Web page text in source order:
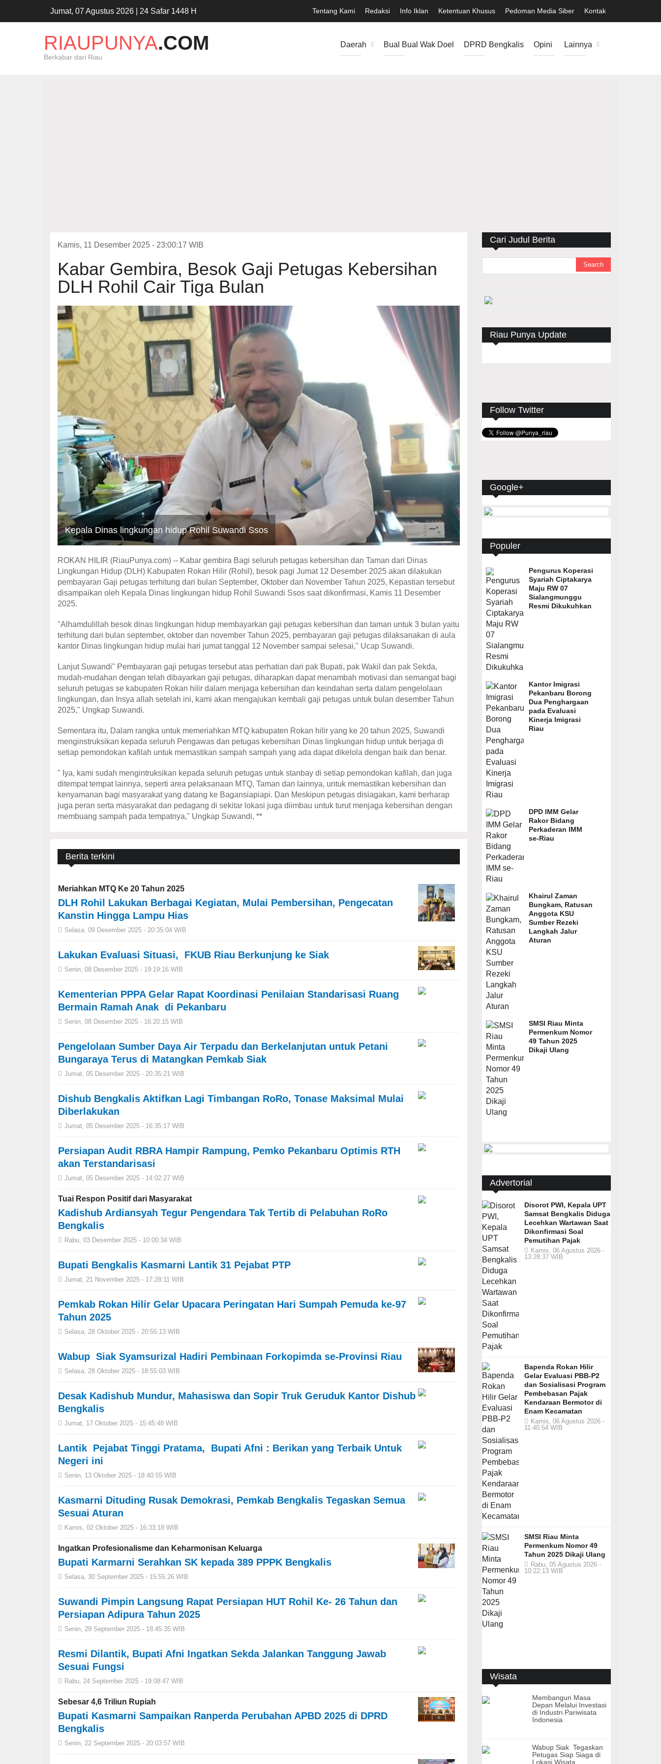
Jumat, 07 Agustus 2026 | 24 Safar 1448 H Tentang Kami Redaksi Info Iklan Ketentuan Khusus Pedoman Media Siber Kontak
RIAUPUNYA.COM
Berkabar dari Riau
Daerah
..............
Bual Bual Wak Doel
..............
DPRD Bengkalis
..............
Opini
..............
Lainnya
..............
Kamis, 11 Desember 2025 - 23:00:17 WIB
Kabar Gembira, Besok Gaji Petugas Kebersihan
DLH Rohil Cair Tiga Bulan
Kepala Dinas lingkungan hidup Rohil Suwandi Ssos
ROKAN HILIR (RiauPunya.com) -- Kabar gembira Bagi seluruh petugas kebersihan dan Taman dari Dinas
Lingkungan Hidup (DLH) Kabupaten Rokan Hilir (Rohil), besok pagi Jumat 12 Desember 2025 akan dilakukan
pembayaran Gaji petugas terhitung dari bulan September, Oktober dan November Tahun 2025, Kepastian tersebut
disampaikan oleh Kepala Dinas lingkungan hidup Rohil Suwandi Ssos saat dikonfirmasi, Kamis 11 Desember
2025.
"Alhamdulillah besok dinas lingkungan hidup membayarkan gaji petugas kebersihan dan taman untuk 3 bulan yaitu
terhitung dari bulan september, oktober dan november Tahun 2025, pembayaran gaji petugas dilaksanakan di aula
kantor Dinas lingkungan hidup mulai hari jumat tanggal 12 November sampai selesai," Ucap Suwandi.
Lanjut Suwandi" Pembayaran gaji petugas tersebut atas perhatian dari pak Bupati, pak Wakil dan pak Sekda,
mudah-mudahan dengan telah dibayarkan gaji petugas, diharapkan dapat menambah motivasi dan semangat bagi
seluruh petugas se kabupaten Rokan hilir dalam menjaga kebersihan dan keindahan serta dalam pengelolaan
lingkungan, dan Insya allah setelah ini, kami akan mengajukan kembali gaji petugas untuk bulan desember Tahun
2025," Ungkap Suwandi.
Sementara itu, Dalam rangka untuk memeriahkan MTQ kabupaten Rokan hilir yang ke 20 tahun 2025, Suwandi
menginstruksikan kepada seluruh Pengawas dan petugas kebersihan Dinas lingkungan hidup untuk berjaga di
setiap pemondokan kafilah untuk memastikan sampah sampah yang ada dapat dikelola dengan baik dan benar.
" Iya, kami sudah mengintruksikan kepada seluruh petugas untuk stanbay di setiap pemondokan kafilah, dan juga
ditempat tempat lainnya, seperti area pelaksanaan MTQ, Taman dan lainnya, untuk memastikan kebersihan dan
kenyamanan bagi masyarakat yang datang ke Bagansiapiapi. Dan Meskipun petugas disiagakan, kami berharap
juga peran serta masyarakat dan pedagang di sekitar lokasi juga diimbau untuk turut menjaga kebersihan dengan
membuang sampah pada tempatnya," Ungkap Suwandi, **
Berita terkini
Meriahkan MTQ Ke 20 Tahun 2025
DLH Rohil Lakukan Berbagai Kegiatan, Mulai Pembersihan, Pengecatan
Kanstin Hingga Lampu Hias
Selasa, 09 Desember 2025 - 20:35:04 WIB
Lakukan Evaluasi Situasi, FKUB Riau Berkunjung ke Siak
Senin, 08 Desember 2025 - 19:19:16 WIB
Kementerian PPPA Gelar Rapat Koordinasi Penilaian Standarisasi Ruang
Bermain Ramah Anak di Pekanbaru
Senin, 08 Desember 2025 - 16:20:15 WIB
Pengelolaan Sumber Daya Air Terpadu dan Berkelanjutan untuk Petani
Bungaraya Terus di Matangkan Pemkab Siak
Jumat, 05 Desember 2025 - 20:35:21 WIB
Dishub Bengkalis Aktifkan Lagi Timbangan RoRo, Tonase Maksimal Mulai
Diberlakukan
Jumat, 05 Desember 2025 - 16:35:17 WIB
Persiapan Audit RBRA Hampir Rampung, Pemko Pekanbaru Optimis RTH
akan Terstandarisasi
Jumat, 05 Desember 2025 - 14:02:27 WIB
Tuai Respon Positif dari Masyarakat
Kadishub Ardiansyah Tegur Pengendara Tak Tertib di Pelabuhan RoRo
Bengkalis
Rabu, 03 Desember 2025 - 10:00:34 WIB
Bupati Bengkalis Kasmarni Lantik 31 Pejabat PTP
Jumat, 21 November 2025 - 17:28:11 WIB
Pemkab Rokan Hilir Gelar Upacara Peringatan Hari Sumpah Pemuda ke-97
Tahun 2025
Selasa, 28 Oktober 2025 - 20:55:13 WIB
Wabup Siak Syamsurizal Hadiri Pembinaan Forkopimda se-Provinsi Riau
Selasa, 28 Oktober 2025 - 18:55:03 WIB
Desak Kadishub Mundur, Mahasiswa dan Sopir Truk Geruduk Kantor Dishub
Bengkalis
Jumat, 17 Oktober 2025 - 15:45:48 WIB
Lantik Pejabat Tinggi Pratama, Bupati Afni : Berikan yang Terbaik Untuk
Negeri ini
Senin, 13 Oktober 2025 - 18:40:55 WIB
Kasmarni Dituding Rusak Demokrasi, Pemkab Bengkalis Tegaskan Semua
Sesuai Aturan
Kamis, 02 Oktober 2025 - 16:33:18 WIB
Ingatkan Profesionalisme dan Keharmonisan Keluarga
Bupati Karmarni Serahkan SK kepada 389 PPPK Bengkalis
Selasa, 30 September 2025 - 15:55:26 WIB
Suwandi Pimpin Langsung Rapat Persiapan HUT Rohil Ke- 26 Tahun dan
Persiapan Adipura Tahun 2025
Senin, 29 September 2025 - 18:45:35 WIB
Resmi Dilantik, Bupati Afni Ingatkan Sekda Jalankan Tanggung Jawab
Sesuai Fungsi
Rabu, 24 September 2025 - 19:08:47 WIB
Sebesar 4,6 Triliun Rupiah
Bupati Kasmarni Sampaikan Ranperda Perubahan APBD 2025 di DPRD
Bengkalis
Senin, 22 September 2025 - 20:03:57 WIB
Cari Judul Berita
Riau Punya Update
Follow Twitter
Google+
Populer
Pengurus Koperasi
Syariah Ciptakarya
Maju RW 07
Sialangmunggu
Resmi Dikukuhkan
Kantor Imigrasi
Pekanbaru Borong
Dua Penghargaan
pada Evaluasi
Kinerja Imigrasi
Riau
DPD IMM Gelar
Rakor Bidang
Perkaderan IMM
se-Riau
Khairul Zaman
Bungkam, Ratusan
Anggota KSU
Sumber Rezeki
Langkah Jalur
Aturan
SMSI Riau Minta
Permenkum Nomor
49 Tahun 2025
Dikaji Ulang
Advertorial
Disorot PWI, Kepala UPT
Samsat Bengkalis Diduga
Lecehkan Wartawan Saat
Dikonfirmasi Soal
Pemutihan Pajak
Kamis, 06 Agustus 2026 -
13:28:37 WIB
Bapenda Rokan Hilir
Gelar Evaluasi PBB-P2
dan Sosialisasi Program
Pembebasan Pajak
Kendaraan Bermotor di
Enam Kecamatan
Kamis, 06 Agustus 2026 -
11:40:54 WIB
SMSI Riau Minta
Permenkum Nomor 49
Tahun 2025 Dikaji Ulang
Rabu, 05 Agustus 2026 -
10:22:13 WIB
Wisata
Membangun Masa
Depan Melalui Investasi
di Industri Pariwisata
Indonesia
Wabup Siak Tegaskan
Petugas Siap Siaga di
Lokasi Wisata